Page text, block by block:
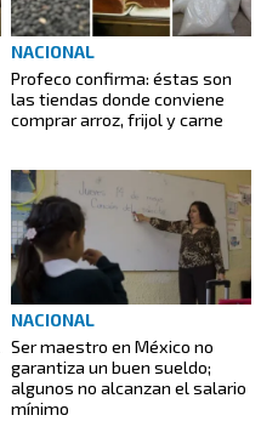
NACIONAL
Profeco confirma: éstas son
las tiendas donde conviene
comprar arroz, frijol y carne
NACIONAL
Ser maestro en México no
garantiza un buen sueldo;
algunos no alcanzan el salario
mínimo